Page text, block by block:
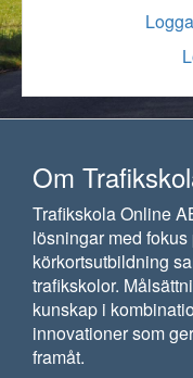
Om
Trafikskola Online
lösningar med
körkortsutbildning
trafikskolor.
kunskap i
innovationer som
framåt.